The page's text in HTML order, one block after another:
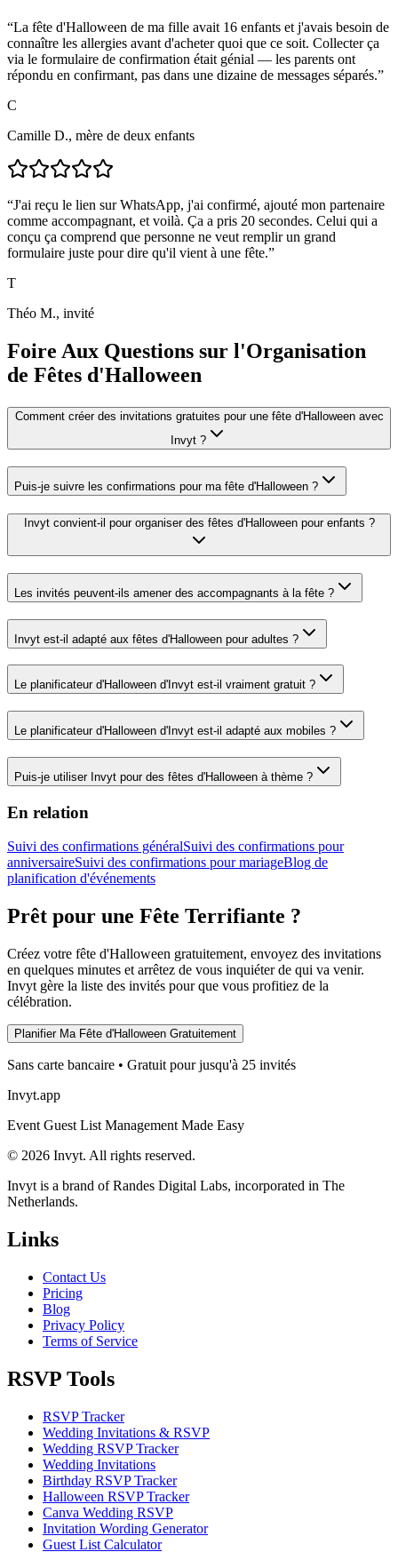
“La fête d'Halloween de ma fille avait 16 enfants et j'avais besoin de
connaître les allergies avant d'acheter quoi que ce soit. Collecter ça
via le formulaire de confirmation était génial — les parents ont
répondu en confirmant, pas dans une dizaine de messages séparés.”
C
Camille D., mère de deux enfants
“J'ai reçu le lien sur WhatsApp, j'ai confirmé, ajouté mon partenaire
comme accompagnant, et voilà. Ça a pris 20 secondes. Celui qui a
conçu ça comprend que personne ne veut remplir un grand
formulaire juste pour dire qu'il vient à une fête.”
T
Théo M., invité
Foire Aux Questions sur l'Organisation
de Fêtes d'Halloween
Comment créer des invitations gratuites pour une fête d'Halloween avec
Invyt ?
Puis-je suivre les confirmations pour ma fête d'Halloween ?
Invyt convient-il pour organiser des fêtes d'Halloween pour enfants ?
Les invités peuvent-ils amener des accompagnants à la fête ?
Invyt est-il adapté aux fêtes d'Halloween pour adultes ?
Le planificateur d'Halloween d'Invyt est-il vraiment gratuit ?
Le planificateur d'Halloween d'Invyt est-il adapté aux mobiles ?
Puis-je utiliser Invyt pour des fêtes d'Halloween à thème ?
En relation
Suivi des confirmations généralSuivi des confirmations pour
anniversaireSuivi des confirmations pour mariageBlog de
planification d'événements
Prêt pour une Fête Terrifiante ?
Créez votre fête d'Halloween gratuitement, envoyez des invitations
en quelques minutes et arrêtez de vous inquiéter de qui va venir.
Invyt gère la liste des invités pour que vous profitiez de la
célébration.
Planifier Ma Fête d'Halloween Gratuitement
Sans carte bancaire • Gratuit pour jusqu'à 25 invités
Invyt.app
Event Guest List Management Made Easy
© 2026 Invyt. All rights reserved.
Invyt is a brand of Randes Digital Labs, incorporated in The
Netherlands.
Links
Contact Us
Pricing
Blog
Privacy Policy
Terms of Service
RSVP Tools
RSVP Tracker
Wedding Invitations & RSVP
Wedding RSVP Tracker
Wedding Invitations
Birthday RSVP Tracker
Halloween RSVP Tracker
Canva Wedding RSVP
Invitation Wording Generator
Guest List Calculator